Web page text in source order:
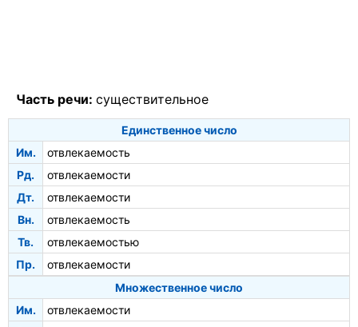
Часть речи: существительное
Единственное число
Им.
отвлекаемость
Рд.
отвлекаемости
Дт.
отвлекаемости
Вн.
отвлекаемость
Тв.
отвлекаемостью
Пр.
отвлекаемости
Множественное число
Им.
отвлекаемости